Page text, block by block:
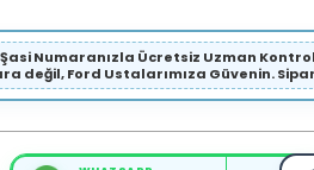
Şasi Numaranızla Ücretsiz Uzman
değil, Ford Ustalarımıza Güvenin.